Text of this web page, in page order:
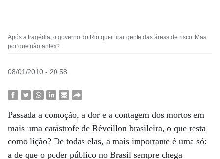
Após a tragédia, o governo do Rio quer tirar gente das áreas de risco. Mas
por que não antes?
08/01/2010 - 20:58
Passada a comoção, a dor e a contagem dos mortos em
mais uma catástrofe de Réveillon brasileira, o que resta
como lição? De todas elas, a mais importante é uma só:
a de que o poder público no Brasil sempre chega